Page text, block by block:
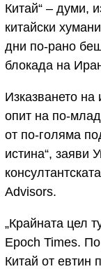
Китай“ – думи,
китайски
дни по-рано
блокада на
Изказването
опит на по-
от по-голяма
истина“, заяви
Advisors.
„Крайната цел
Epoch Times.
Китай от евтин